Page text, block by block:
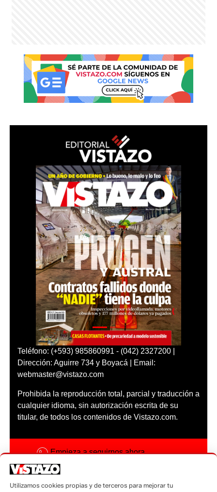
Teléfono: (+593) 985860991 - (042) 2327200 |
Dirección: Aguirre 734 y Boyacá | Email:
webmaster@vistazo.com
Prohibida la reproducción total, parcial y traducción a
cualquier idioma, sin autorización escrita de su
titular, de todos los contenidos de Vistazo.com.
Empieza a seguirnos ahora
Código ética
Utilizamos cookies propias y de terceros para mejorar tu